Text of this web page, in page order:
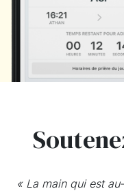
« La main qui est